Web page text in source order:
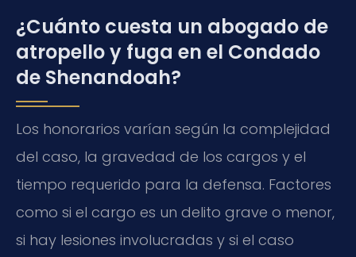
¿Cuánto cuesta un abogado de
atropello y fuga en el Condado
de Shenandoah?
Los honorarios varían según la complejidad
del caso, la gravedad de los cargos y el
tiempo requerido para la defensa. Factores
como si el cargo es un delito grave o menor,
si hay lesiones involucradas y si el caso